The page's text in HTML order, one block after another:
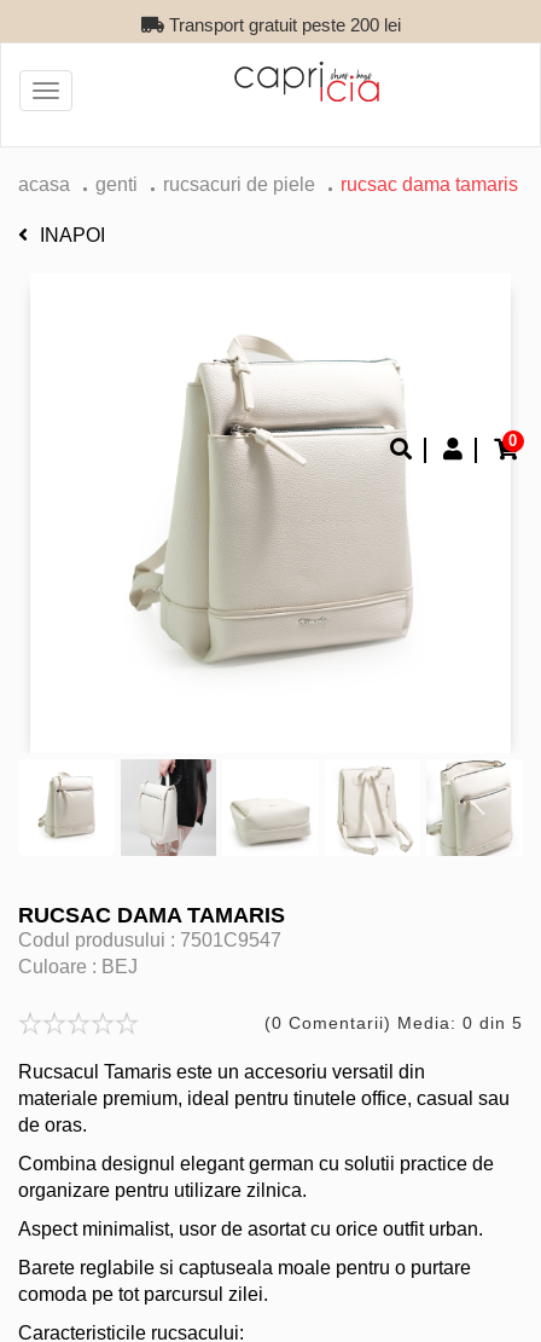
Transport gratuit peste 200 lei
0
Toggle
navigation
acasa genti rucsacuri de piele rucsac dama tamaris
INAPOI
RUCSAC DAMA TAMARIS
Codul produsului : 7501C9547
Culoare : BEJ
(0 Comentarii) Media: 0 din 5
Rucsacul Tamaris este un accesoriu versatil din
materiale premium, ideal pentru tinutele office, casual sau
de oras.
Combina designul elegant german cu solutii practice de
organizare pentru utilizare zilnica.
Aspect minimalist, usor de asortat cu orice outfit urban.
Barete reglabile si captuseala moale pentru o purtare
comoda pe tot parcursul zilei.
Caracteristicile rucsacului: